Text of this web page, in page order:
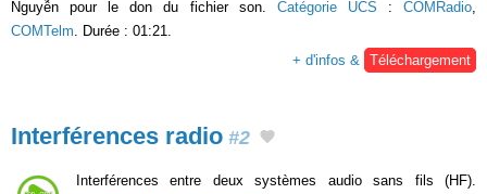
Nguyễn pour le don du fichier son. Catégorie UCS :COMRadio,
COMTelm. Durée : 01:21.
+ d'infos & Téléchargement
Interférences radio #2
Interférences entre deux systèmes audio sans fils (HF).